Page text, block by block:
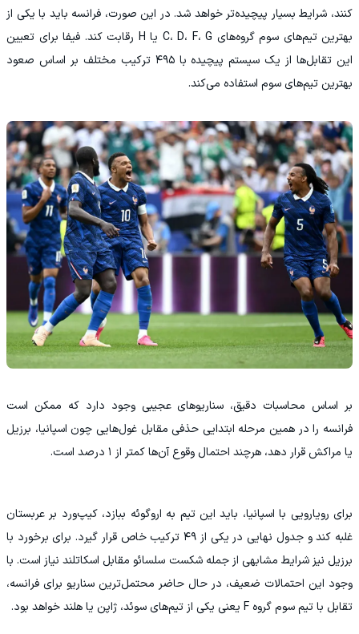
کنند، شرایط بسیار پیچیده‌تر خواهد شد. در این صورت، فرانسه باید با یکی از
بهترین تیم‌های سوم گروه‌های C، D، F، G یا H رقابت کند. فیفا برای تعیین
این تقابل‌ها از یک سیستم پیچیده با ۴۹۵ ترکیب مختلف بر اساس صعود
بهترین تیم‌های سوم استفاده می‌کند.
بر اساس محاسبات دقیق، سناریوهای عجیبی وجود دارد که ممکن است
فرانسه را در همین مرحله ابتدایی حذفی مقابل غول‌هایی چون اسپانیا، برزیل
یا مراکش قرار دهد، هرچند احتمال وقوع آن‌ها کمتر از ۱ درصد است.
برای رویارویی با اسپانیا، باید این تیم به اروگوئه ببازد، کیپ‌ورد بر عربستان
غلبه کند و جدول نهایی در یکی از ۴۹ ترکیب خاص قرار گیرد. برای برخورد با
برزیل نیز شرایط مشابهی از جمله شکست سلسائو مقابل اسکاتلند نیاز است. با
وجود این احتمالات ضعیف، در حال حاضر محتمل‌ترین سناریو برای فرانسه،
تقابل با تیم سوم گروه F یعنی یکی از تیم‌های سوئد، ژاپن یا هلند خواهد بود.